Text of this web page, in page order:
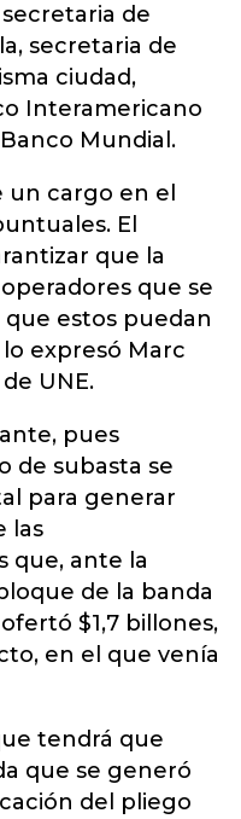
de
secretaria de
ciudad,
Interamericano
Mundial.
un cargo en el
El
que la
que se
estos puedan
expresó Marc
UNE.
pues
de subasta se
para generar
las
que, ante la
de la banda
$1,7 billones,
en el que venía
tendrá que
que se generó
del pliego